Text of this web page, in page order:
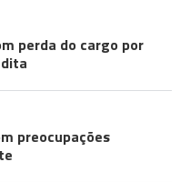
perda do cargo por
preocupações